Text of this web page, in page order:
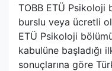
TOBB ETÜ Psikoloji
burslu veya ücretli
ETÜ Psikoloji
kabulüne başladığı
sonuçlarına göre